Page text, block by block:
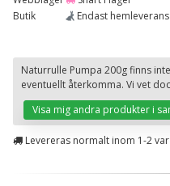
Butik
Endast hemleverans
Naturrulle Pumpa 200g finns
eventuellt återkomma. Vi vet
Visa mig andra produkter i
Levereras normalt inom 1-2